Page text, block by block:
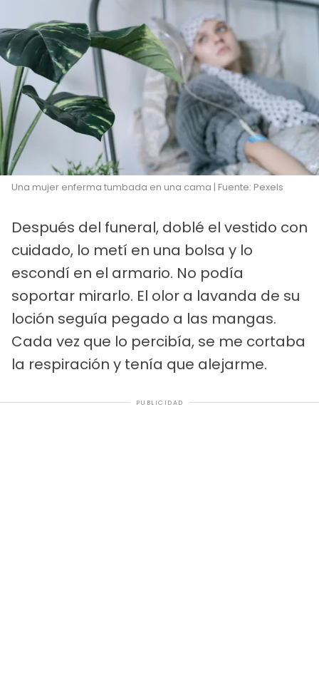
Una mujer enferma tumbada en una cama | Fuente: Pexels
Después del funeral, doblé el vestido con
cuidado, lo metí en una bolsa y lo
escondí en el armario. No podía
soportar mirarlo. El olor a lavanda de su
loción seguía pegado a las mangas.
Cada vez que lo percibía, se me cortaba
la respiración y tenía que alejarme.
PUBLICIDAD